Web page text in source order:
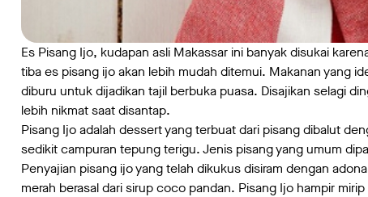
Es Pisang Ijo, kudapan asli Makassar ini banyak disukai
tiba es pisang ijo akan lebih mudah ditemui. Makanan yang
diburu untuk dijadikan tajil berbuka puasa. Disajikan selagi
lebih nikmat saat disantap.
Pisang Ijo adalah dessert yang terbuat dari pisang dibalut
sedikit campuran tepung terigu. Jenis pisang yang umum
Penyajian pisang ijo yang telah dikukus disiram dengan
merah berasal dari sirup coco pandan. Pisang Ijo hampir